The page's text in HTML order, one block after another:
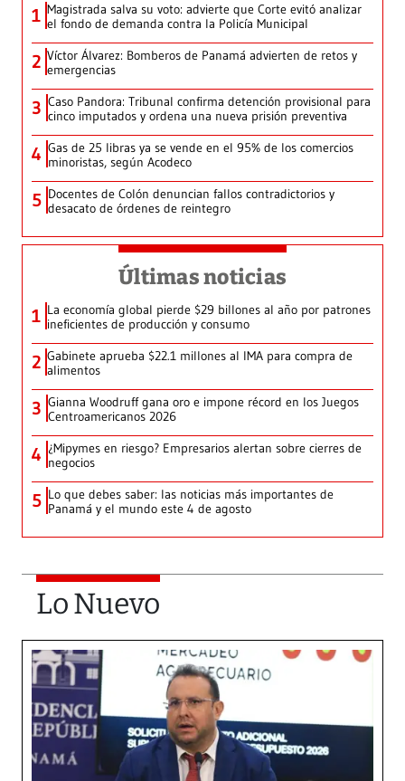
1 Magistrada salva su voto: advierte que Corte evitó analizar
el fondo de demanda contra la Policía Municipal
2 Víctor Álvarez: Bomberos de Panamá advierten de retos y
emergencias
3 Caso Pandora: Tribunal confirma detención provisional para
cinco imputados y ordena una nueva prisión preventiva
4 Gas de 25 libras ya se vende en el 95% de los comercios
minoristas, según Acodeco
5 Docentes de Colón denuncian fallos contradictorios y
desacato de órdenes de reintegro
Últimas noticias
1 La economía global pierde $29 billones al año por patrones
ineficientes de producción y consumo
2 Gabinete aprueba $22.1 millones al IMA para compra de
alimentos
3 Gianna Woodruff gana oro e impone récord en los Juegos
Centroamericanos 2026
4 ¿Mipymes en riesgo? Empresarios alertan sobre cierres de
negocios
5 Lo que debes saber: las noticias más importantes de
Panamá y el mundo este 4 de agosto
Lo Nuevo